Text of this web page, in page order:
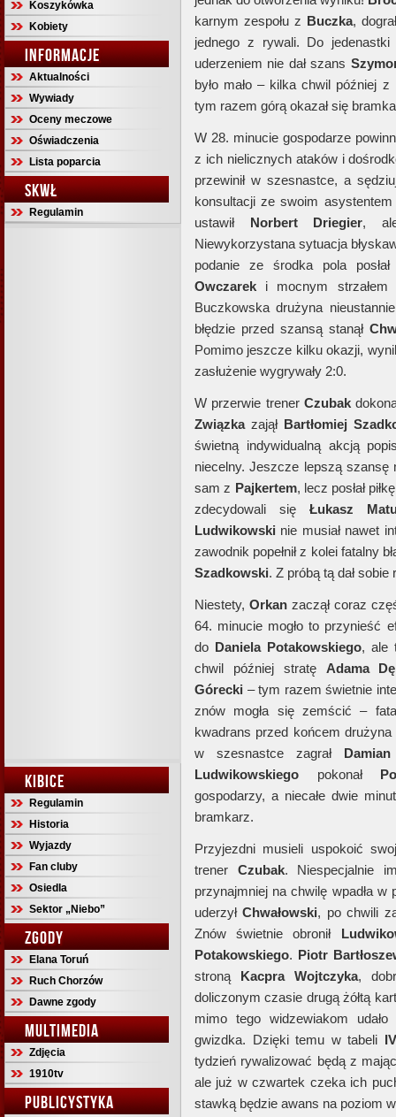
Koszykówka
Kobiety
INFORMACJE
Aktualności
Wywiady
Oceny meczowe
Oświadczenia
Lista poparcia
SKWŁ
Regulamin
KIBICE
Regulamin
Historia
Wyjazdy
Fan cluby
Osiedla
Sektor „Niebo”
ZGODY
Elana Toruń
Ruch Chorzów
Dawne zgody
MULTIMEDIA
Zdjęcia
1910tv
PUBLICYSTYKA
karnym zespołu z Buczka,
jednego z rywali. Do
uderzeniem nie dał szans
było mało – kilka chwil później
tym razem górą okazał się
W 28. minucie gospodarze
z ich nielicznych ataków i
przewinił w szesnastce, a
konsultacji ze swoim
ustawił Norbert Driegier,
Niewykorzystana sytuacja
podanie ze środka pola
Owczarek i mocnym strzałem
Buczkowska drużyna
błędzie przed szansą stanął
Pomimo jeszcze kilku okazji,
zasłużenie wygrywały 2:0.
W przerwie trener Czubak
Związka zajął Bartłomiej
świetną indywidualną akcją
niecelny. Jeszcze lepszą szansę
sam z Pajkertem, lecz posłał
zdecydowali sięŁukasz
Ludwikowski nie musiał nawet
zawodnik popełnił z kolei fatalny
Szadkowski. Z próbą tą dał sobie
Niestety, Orkan zaczął coraz
64. minucie mogło to przynieść
do Daniela Potakowskiego, ale
chwil później stratę Adama
Górecki – tym razem świetnie
znów mogła się zemścić –
kwadrans przed końcem
w szesnastce zagrał
Ludwikowskiego pokonał
gospodarzy, a niecałe dwie
bramkarz.
Przyjezdni musieli uspokoić
trener Czubak. Niespecjalnie
przynajmniej na chwilę wpadła w
uderzyłChwałowski, po chwili
Znów świetnie obronił
Potakowskiego. Piotr
stroną Kacpra Wojtczyka,
doliczonym czasie drugą żółtą
mimo tego widzewiakom
gwizdka. Dzięki temu w tabeli
tydzień rywalizować będą z
ale już w czwartek czeka ich
stawką będzie awans na poziom